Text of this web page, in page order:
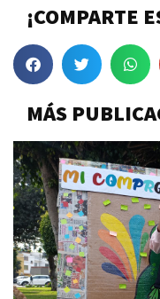
¡COMPARTE
MÁS